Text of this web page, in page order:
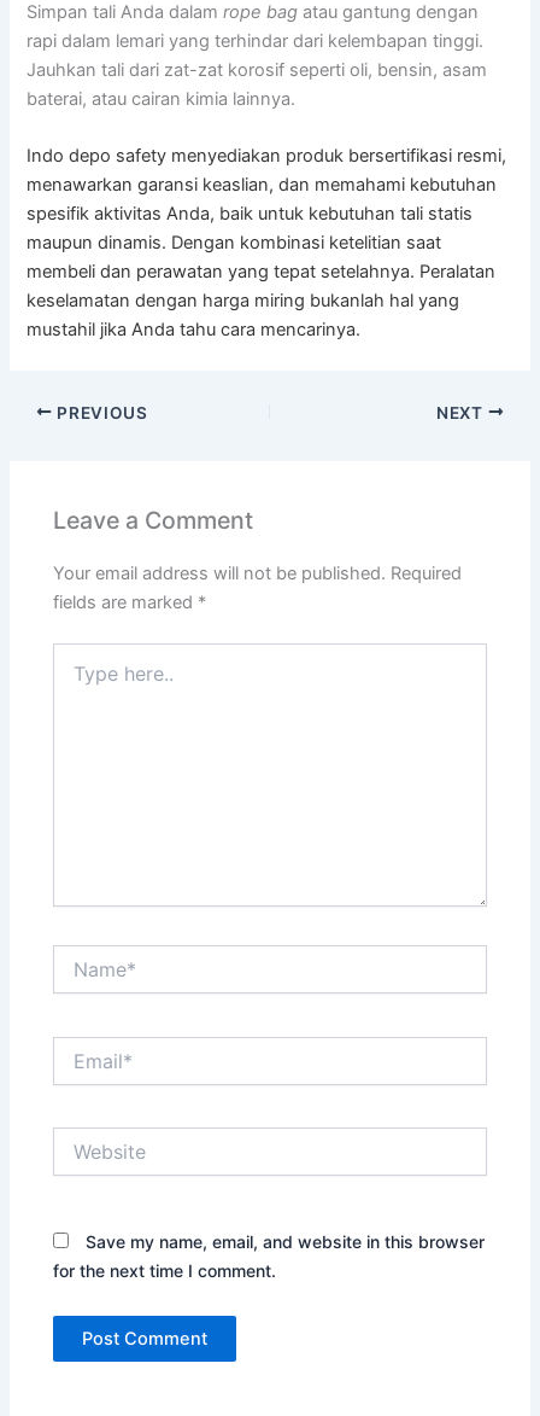
Simpan tali Anda dalamrope bag atau gantung dengan
rapi dalam lemari yang terhindar dari kelembapan tinggi.
Jauhkan tali dari zat-zat korosif seperti oli, bensin, asam
baterai, atau cairan kimia lainnya.
Indo depo safety menyediakan produk bersertifikasi resmi,
menawarkan garansi keaslian, dan memahami kebutuhan
spesifik aktivitas Anda, baik untuk kebutuhan tali statis
maupun dinamis. Dengan kombinasi ketelitian saat
membeli dan perawatan yang tepat setelahnya. Peralatan
keselamatan dengan harga miring bukanlah hal yang
mustahil jika Anda tahu cara mencarinya.
PREVIOUS NEXT
Leave a Comment
Your email address will not be published. Required
fields are marked *
here..
Save my name, email, and website in this browser
for the next time I comment.